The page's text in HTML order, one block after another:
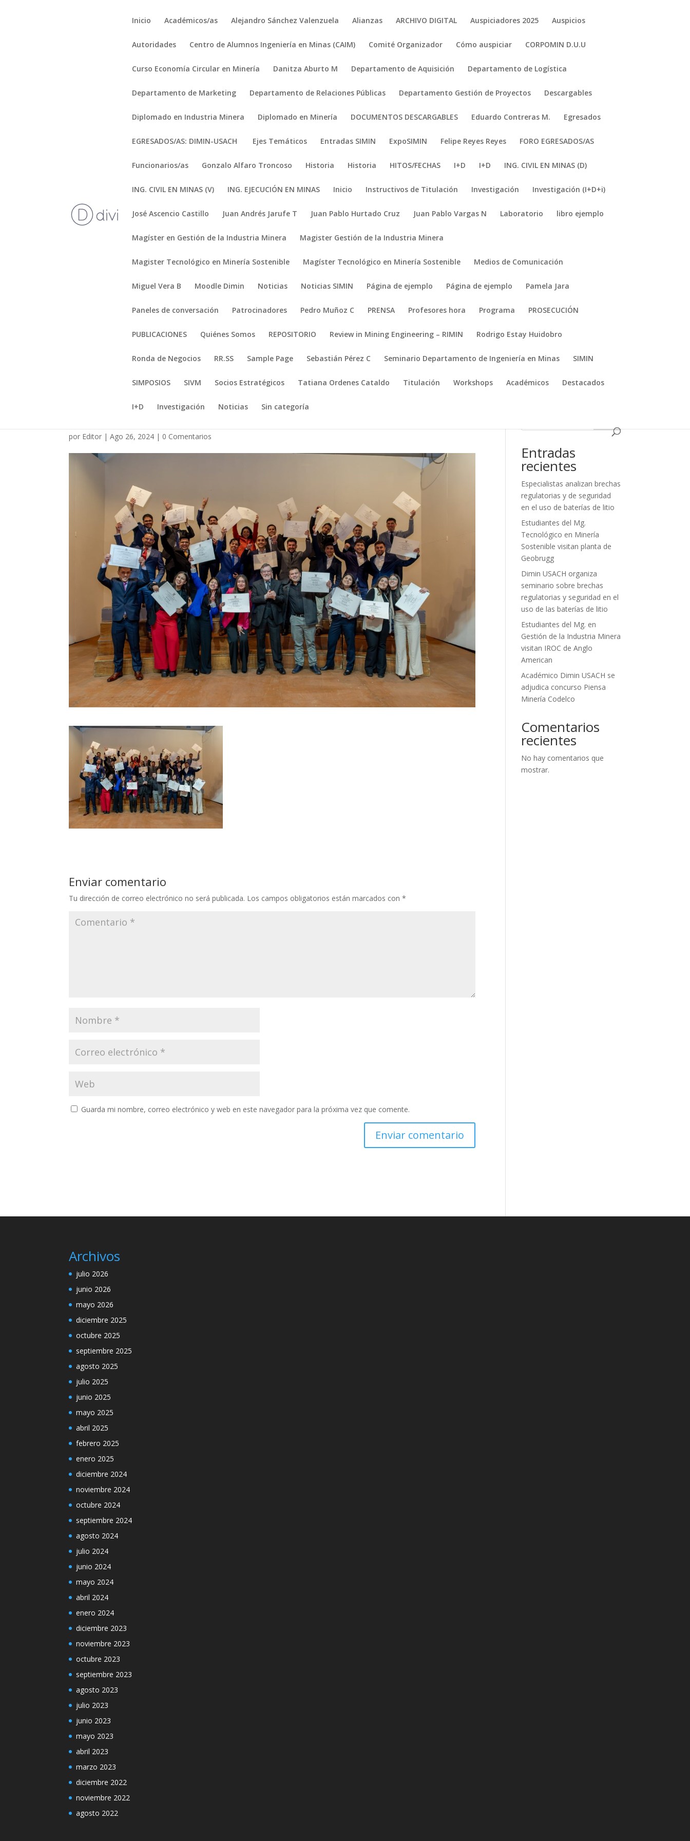
Inicio Académicos/as Alejandro Sánchez Valenzuela Alianzas ARCHIVO DIGITAL Auspiciadores 2025 Auspicios
Autoridades Centro de Alumnos Ingeniería en Minas (CAIM) Comité Organizador Cómo auspiciar CORPOMIN D.U.U
Curso Economía Circular en Minería Danitza Aburto M Departamento de Aquisición Departamento de Logística
Departamento de Marketing Departamento de Relaciones Públicas Departamento Gestión de Proyectos Descargables
Diplomado en Industria Minera Diplomado en Minería DOCUMENTOS DESCARGABLES Eduardo Contreras M. Egresados
EGRESADOS/AS: DIMIN-USACH Ejes Temáticos Entradas SIMIN ExpoSIMIN Felipe Reyes Reyes FORO EGRESADOS/AS
Funcionarios/as Gonzalo Alfaro Troncoso Historia Historia HITOS/FECHAS I+D I+D ING. CIVIL EN MINAS (D)
ING. CIVIL EN MINAS (V) ING. EJECUCIÓN EN MINAS Inicio Instructivos de Titulación Investigación Investigación (I+D+i)
José Ascencio Castillo Juan Andrés Jarufe T Juan Pablo Hurtado Cruz Juan Pablo Vargas N Laboratorio libro ejemplo
Magíster en Gestión de la Industria Minera Magister Gestión de la Industria Minera
Magister Tecnológico en Minería Sostenible Magíster Tecnológico en Minería Sostenible Medios de Comunicación
Miguel Vera B Moodle Dimin Noticias Noticias SIMIN Página de ejemplo Página de ejemplo Pamela Jara
Paneles de conversación Patrocinadores Pedro Muñoz C PRENSA Profesores hora Programa PROSECUCIÓN
PUBLICACIONES Quiénes Somos REPOSITORIO Review in Mining Engineering – RIMIN Rodrigo Estay Huidobro
Ronda de Negocios RR.SS Sample Page Sebastián Pérez C Seminario Departamento de Ingeniería en Minas SIMIN
SIMPOSIOS SIVM Socios Estratégicos Tatiana Ordenes Cataldo Titulación Workshops Académicos Destacados
I+D Investigación Noticias Sin categoría
_DSC5054-Mejorado-NR
por Editor |Ago 26, 2024 | 0 Comentarios
Enviar comentario
Tu dirección de correo electrónico no será publicada. Los campos obligatorios están marcados con*
Guarda mi nombre, correo electrónico y web en este navegador para la próxima vez que comente.
Entradas
recientes
Especialistas analizan brechas
regulatorias y de seguridad
en el uso de baterías de litio
Estudiantes del Mg.
Tecnológico en Minería
Sostenible visitan planta de
Geobrugg
Dimin USACH organiza
seminario sobre brechas
regulatorias y seguridad en el
uso de las baterías de litio
Estudiantes del Mg. en
Gestión de la Industria Minera
visitan IROC de Anglo
American
Académico Dimin USACH se
adjudica concurso Piensa
Minería Codelco
Comentarios
recientes
No hay comentarios que
mostrar.
Archivos
julio 2026
junio 2026
mayo 2026
diciembre 2025
octubre 2025
septiembre 2025
agosto 2025
julio 2025
junio 2025
mayo 2025
abril 2025
febrero 2025
enero 2025
diciembre 2024
noviembre 2024
octubre 2024
septiembre 2024
agosto 2024
julio 2024
junio 2024
mayo 2024
abril 2024
enero 2024
diciembre 2023
noviembre 2023
octubre 2023
septiembre 2023
agosto 2023
julio 2023
junio 2023
mayo 2023
abril 2023
marzo 2023
diciembre 2022
noviembre 2022
agosto 2022